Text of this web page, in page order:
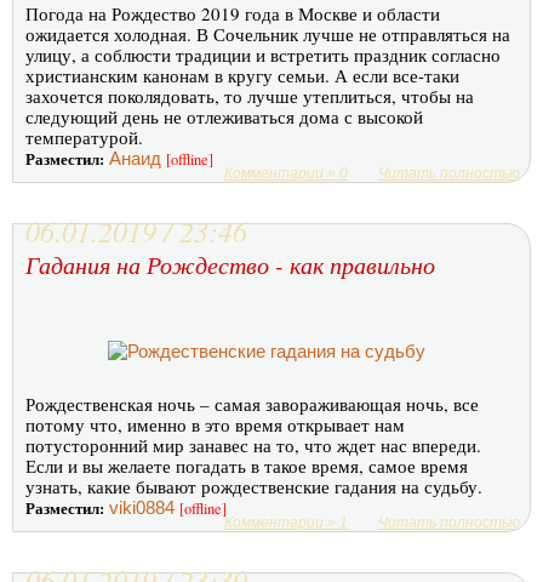
Погода на Рождество 2019 года в Москве и области
ожидается холодная. В Сочельник лучше не отправляться на
улицу, а соблюсти традиции и встретить праздник согласно
христианским канонам в кругу семьи. А если все-таки
захочется поколядовать, то лучше утеплиться, чтобы на
следующий день не отлеживаться дома с высокой
температурой.
Разместил: Анаид [offline]
Комментарии » 0 Читать полностью
06.01.2019 / 23:46
Гадания на Рождество - как правильно
Рождественская ночь – самая завораживающая ночь, все
потому что, именно в это время открывает нам
потусторонний мир занавес на то, что ждет нас впереди.
Если и вы желаете погадать в такое время, самое время
узнать, какие бывают рождественские гадания на судьбу.
Разместил: viki0884 [offline]
Комментарии » 1 Читать полностью